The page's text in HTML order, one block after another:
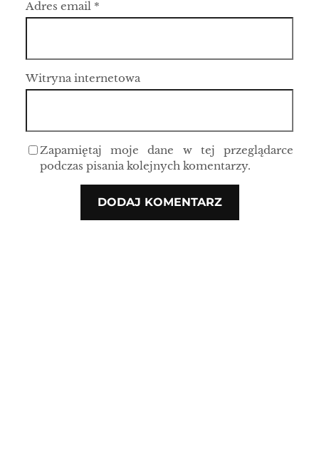
Adres email *
Witryna internetowa
Zapamiętaj moje dane w tej przeglądarce
podczas pisania kolejnych komentarzy.